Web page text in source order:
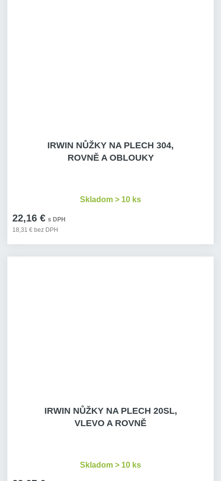
IRWIN NŮŽKY NA PLECH 304,
ROVNĚ A OBLOUKY
22,16 € s DPH
18,31 € bez DPH
Skladom > 10 ks
IRWIN NŮŽKY NA PLECH 20SL,
VLEVO A ROVNĚ
Skladom > 10 ks